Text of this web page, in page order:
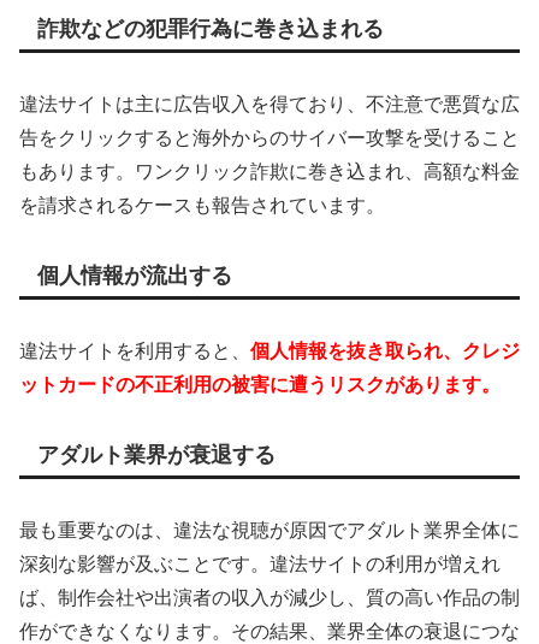
詐欺などの犯罪行為に巻き込まれる
違法サイトは主に広告収入を得ており、不注意で悪質な広
告をクリックすると海外からのサイバー攻撃を受けること
もあります。ワンクリック詐欺に巻き込まれ、高額な料金
を請求されるケースも報告されています。
個人情報が流出する
違法サイトを利用すると、 個人情報を抜き取られ、クレジ
ットカードの不正利用の被害に遭うリスクがあります。
アダルト業界が衰退する
最も重要なのは、違法な視聴が原因でアダルト業界全体に
深刻な影響が及ぶことです。違法サイトの利用が増えれ
ば、制作会社や出演者の収入が減少し、質の高い作品の制
作ができなくなります。その結果、業界全体の衰退につな